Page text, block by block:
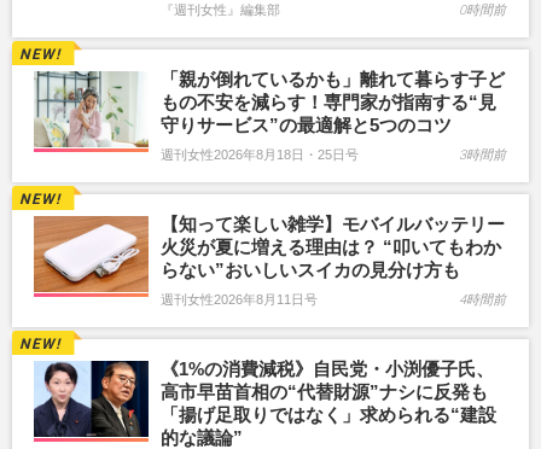
『週刊女性』編集部 0時間前
「親が倒れているかも」離れて暮らす子ど
もの不安を減らす！専門家が指南する“見
守りサービス”の最適解と5つのコツ
週刊女性2026年8月18日・25日号 3時間前
【知って楽しい雑学】モバイルバッテリー
火災が夏に増える理由は？ “叩いてもわか
らない”おいしいスイカの見分け方も
週刊女性2026年8月11日号 4時間前
《1%の消費減税》自民党・小渕優子氏、
高市早苗首相の“代替財源”ナシに反発も
「揚げ足取りではなく」求められる“建設
的な議論”